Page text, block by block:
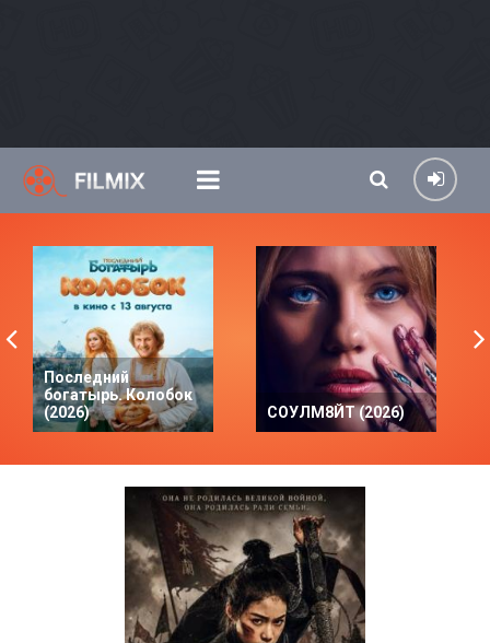
Последний
богатырь. Колобок
(2026)
СОУЛМ8ЙТ (2026)